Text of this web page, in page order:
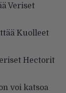
Veriset
Kuolleet
Hectorit
voi katsoa